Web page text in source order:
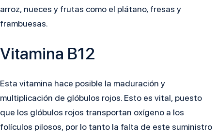
arroz, nueces y frutas como el plátano, fresas y
frambuesas.
Vitamina B12
Esta vitamina hace posible la maduración y
multiplicación de glóbulos rojos. Esto es vital, puesto
que los glóbulos rojos transportan oxígeno a los
folículos pilosos, por lo tanto la falta de este suministro